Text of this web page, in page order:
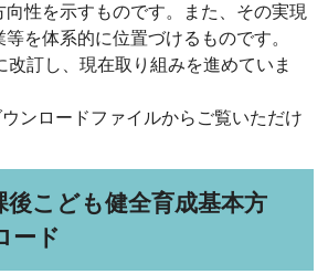
向性を示すものです。また、その実現
を体系的に位置づけるものです。
改訂し、現在取り組みを進めていま
ンロードファイルからご覧いただけ
後こども健全育成基本方
ード